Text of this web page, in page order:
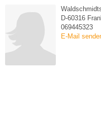
D-60316
069445323
E-Mail